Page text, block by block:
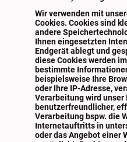
Wir verwenden mit
Cookies. Cookies sind
andere
Ihnen eingesetzten
Endgerät ablegt und
diese Cookies werden
bestimmte
beispielsweise Ihre
oder Ihre IP-Adresse,
Verarbeitung wird
benutzerfreundlicher,
Verarbeitung bspw. die
Internetauftritts in
oder das Angebot einer